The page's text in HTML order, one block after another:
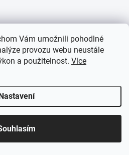
Vám umožnili pohodlné
provozu webu neustále
a použitelnost. Více
pouze po omezenou